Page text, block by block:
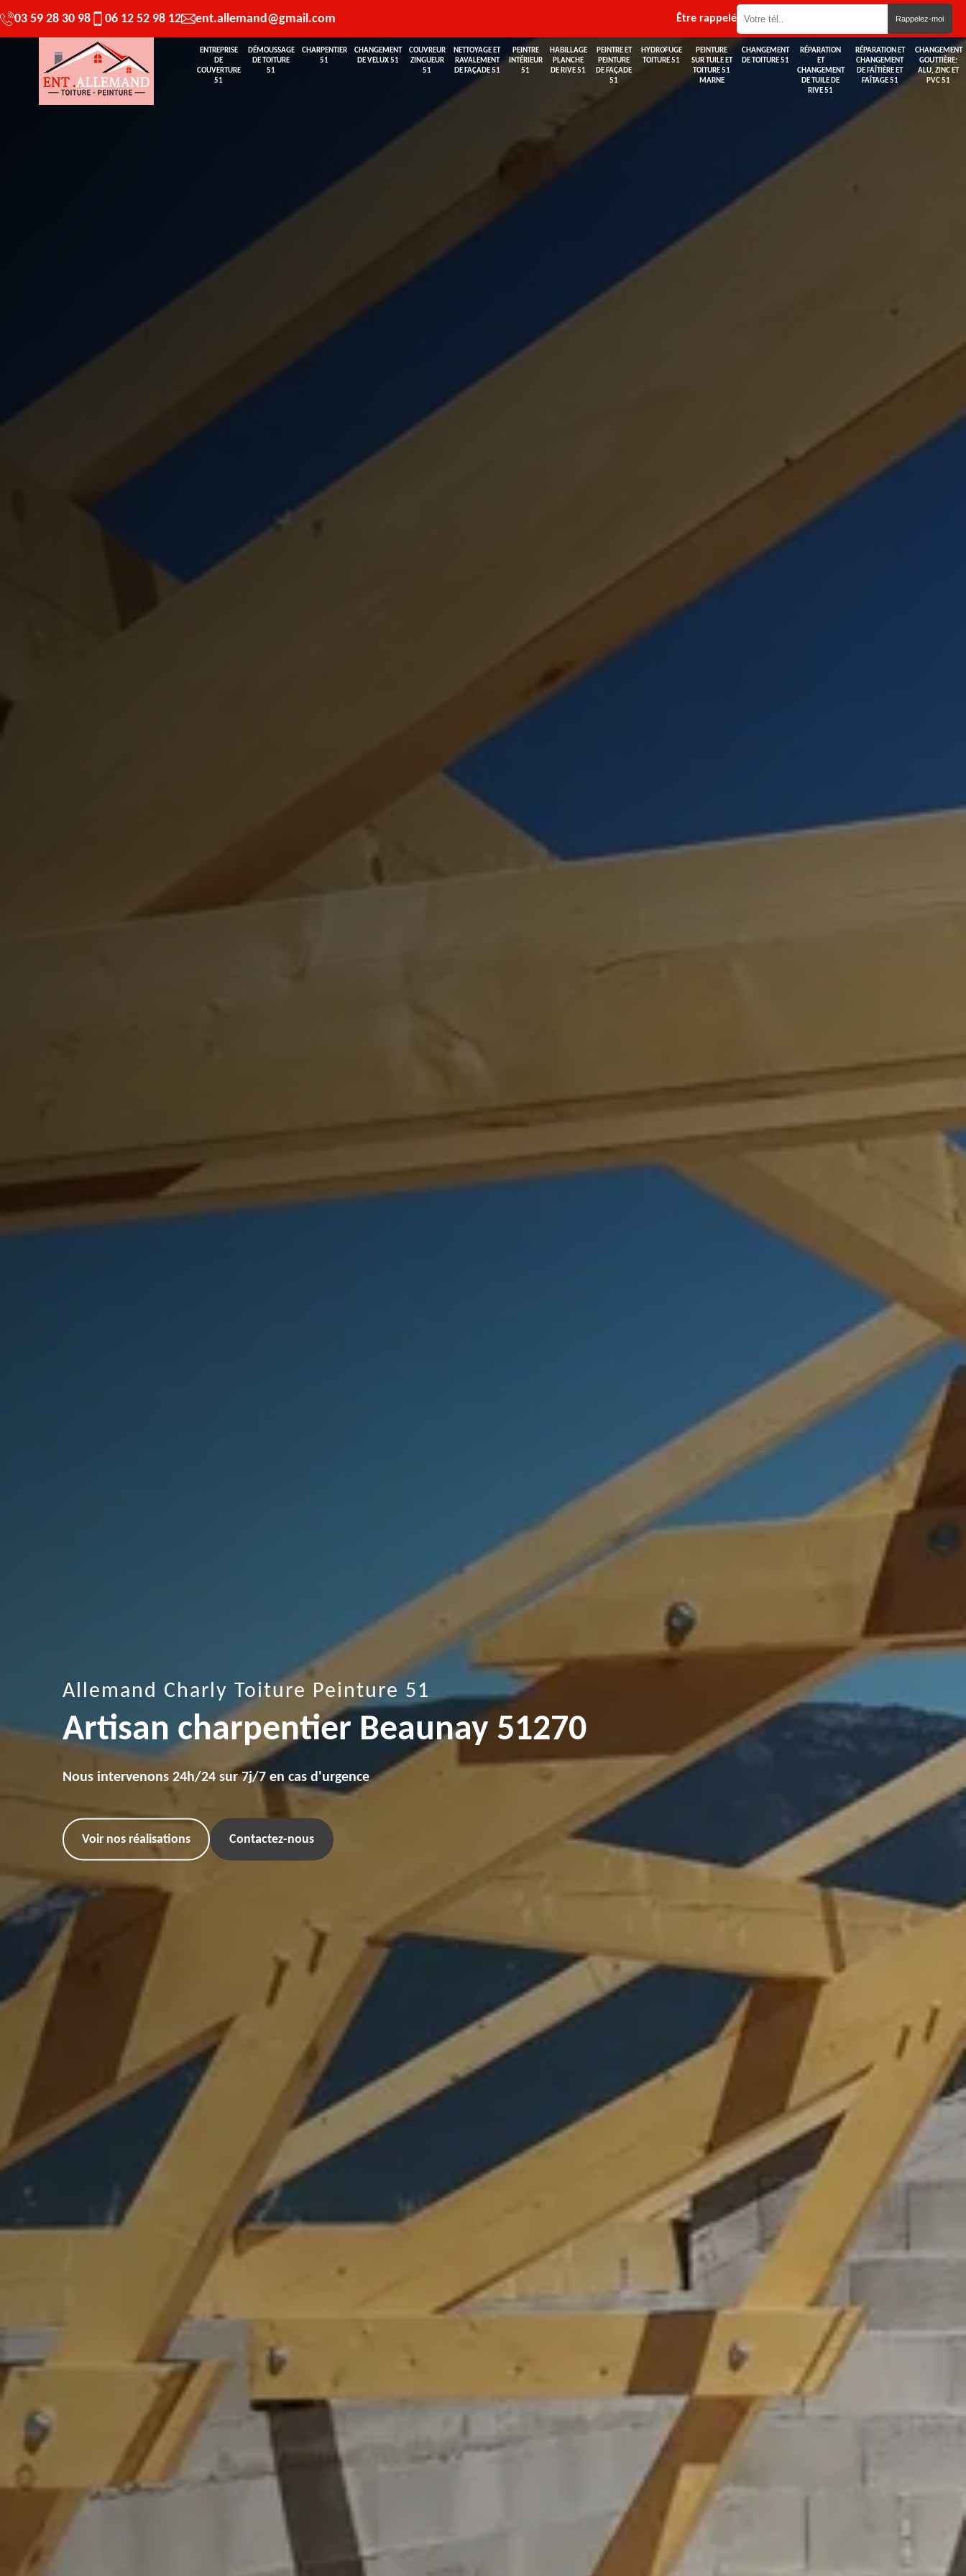
03 59 28 30 98 06 12 52 98 12 ent.allemand@gmail.com Être rappelé
ENTREPRISE
DE
COUVERTURE
51
DÉMOUSSAGE
DE TOITURE
51
CHARPENTIER
51
CHANGEMENT
DE VELUX 51
COUVREUR
ZINGUEUR
51
NETTOYAGE ET
RAVALEMENT
DE FAÇADE 51
PEINTRE
INTÉRIEUR
51
HABILLAGE
PLANCHE
DE RIVE 51
PEINTRE ET
PEINTURE
DE FAÇADE
51
HYDROFUGE
TOITURE 51
PEINTURE
SUR TUILE ET
TOITURE 51
MARNE
CHANGEMENT
DE TOITURE 51
RÉPARATION
ET
CHANGEMENT
DE TUILE DE
RIVE 51
RÉPARATION ET
CHANGEMENT
DE FAÎTIÈRE ET
FAÎTAGE 51
CHANGEMENT
GOUTTIÈRE:
ALU, ZINC ET
PVC 51
Allemand Charly Toiture Peinture 51
Artisan charpentier Beaunay 51270
Nous intervenons 24h/24 sur 7j/7 en cas d'urgence
Voir nos réalisations Contactez-nous